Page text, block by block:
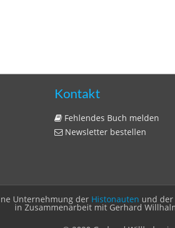
Kontakt
Fehlendes Buch melden
Newsletter bestellen
Unternehmung der Histonauten und der
in Zusammenarbeit mit Gerhard